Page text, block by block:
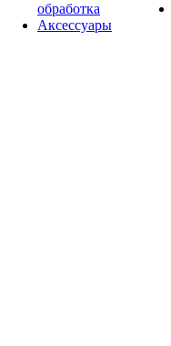
обработка
Аксессуары